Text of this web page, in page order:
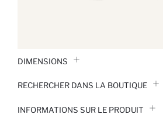
DIMENSIONS
RECHERCHER DANS LA BOUTIQUE
INFORMATIONS SUR LE PRODUIT